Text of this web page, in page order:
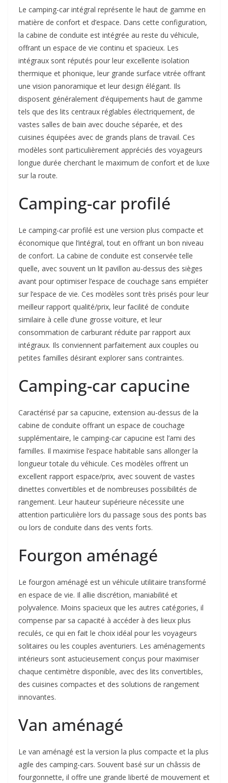
Le camping-car intégral représente le haut de gamme en
matière de confort et d’espace. Dans cette configuration,
la cabine de conduite est intégrée au reste du véhicule,
offrant un espace de vie continu et spacieux. Les
intégraux sont réputés pour leur excellente isolation
thermique et phonique, leur grande surface vitrée offrant
une vision panoramique et leur design élégant. Ils
disposent généralement d’équipements haut de gamme
tels que des lits centraux réglables électriquement, de
vastes salles de bain avec douche séparée, et des
cuisines équipées avec de grands plans de travail. Ces
modèles sont particulièrement appréciés des voyageurs
longue durée cherchant le maximum de confort et de luxe
sur la route.
Camping-car profilé
Le camping-car profilé est une version plus compacte et
économique que l’intégral, tout en offrant un bon niveau
de confort. La cabine de conduite est conservée telle
quelle, avec souvent un lit pavillon au-dessus des sièges
avant pour optimiser l’espace de couchage sans empiéter
sur l’espace de vie. Ces modèles sont très prisés pour leur
meilleur rapport qualité/prix, leur facilité de conduite
similaire à celle d’une grosse voiture, et leur
consommation de carburant réduite par rapport aux
intégraux. Ils conviennent parfaitement aux couples ou
petites familles désirant explorer sans contraintes.
Camping-car capucine
Caractérisé par sa capucine, extension au-dessus de la
cabine de conduite offrant un espace de couchage
supplémentaire, le camping-car capucine est l’ami des
familles. Il maximise l’espace habitable sans allonger la
longueur totale du véhicule. Ces modèles offrent un
excellent rapport espace/prix, avec souvent de vastes
dinettes convertibles et de nombreuses possibilités de
rangement. Leur hauteur supérieure nécessite une
attention particulière lors du passage sous des ponts bas
ou lors de conduite dans des vents forts.
Fourgon aménagé
Le fourgon aménagé est un véhicule utilitaire transformé
en espace de vie. Il allie discrétion, maniabilité et
polyvalence. Moins spacieux que les autres catégories, il
compense par sa capacité à accéder à des lieux plus
reculés, ce qui en fait le choix idéal pour les voyageurs
solitaires ou les couples aventuriers. Les aménagements
intérieurs sont astucieusement conçus pour maximiser
chaque centimètre disponible, avec des lits convertibles,
des cuisines compactes et des solutions de rangement
innovantes.
Van aménagé
Le van aménagé est la version la plus compacte et la plus
agile des camping-cars. Souvent basé sur un châssis de
fourgonnette, il offre une grande liberté de mouvement et